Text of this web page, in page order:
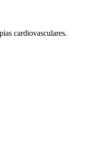
cardiovasculares.